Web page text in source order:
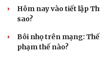
Hôm nay vào tiết lập
sao?
Bôi nhọ trên mạng:
phạm thế nào?